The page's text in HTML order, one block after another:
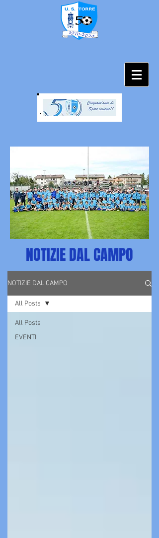
NOTIZIE DAL CAMPO
All Posts
EVENTI
All Posts
NOTIZIE DAL CAMPO